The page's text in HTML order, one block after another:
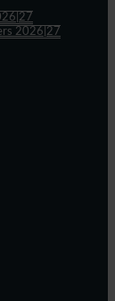
2026|27